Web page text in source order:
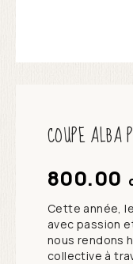
COUPE ALBA
800.00
Cette année,
avec passion
nous rendons
collective à